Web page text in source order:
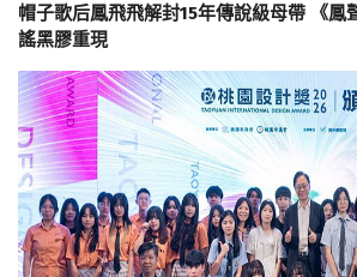
帽子歌后鳳飛飛解封15年傳說級母帶 《鳳
謠黑膠重現